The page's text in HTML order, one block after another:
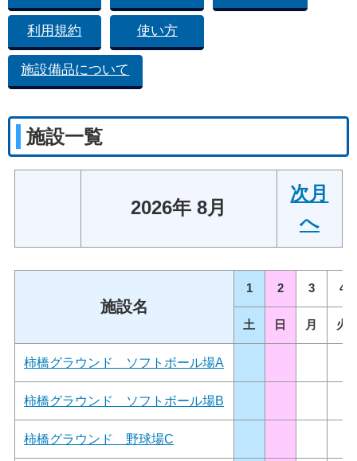
利用規約 使い方
施設備品について
施設一覧
2026年 8月
次月
へ
施設名
1 2 3 4
土 日 月 火
柿橋グラウンド ソフトボール場A
柿橋グラウンド ソフトボール場B
柿橋グラウンド 野球場C